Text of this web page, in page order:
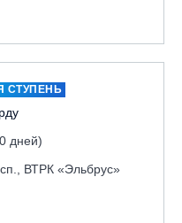
СТУПЕНЬ
дней)
ВТРК «Эльбрус»